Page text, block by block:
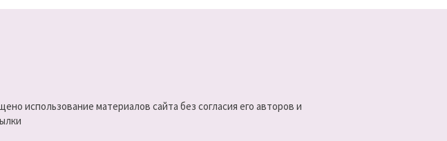
использование материалов сайта без согласия его авторов и